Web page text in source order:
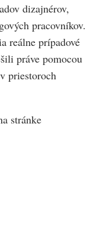
dizajnérov,
pracovníkov.
reálne prípadové
práve pomocou
priestoroch
stránke